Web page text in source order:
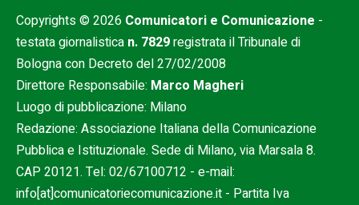
Copyrights © 2026 Comunicatori e Comunicazione -
testata giornalistica n. 7829registrata il Tribunale di
Bologna con Decreto del 27/02/2008
Direttore Responsabile: Marco Magheri
Luogo di pubblicazione: Milano
Redazione: Associazione Italiana della Comunicazione
Pubblica e Istituzionale. Sede di Milano, via Marsala 8.
CAP 20121. Tel: 02/67100712 - e-mail:
info[at]comunicatoriecomunicazione.it - Partita Iva